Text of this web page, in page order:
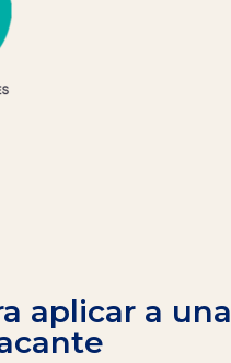
aplicar a una